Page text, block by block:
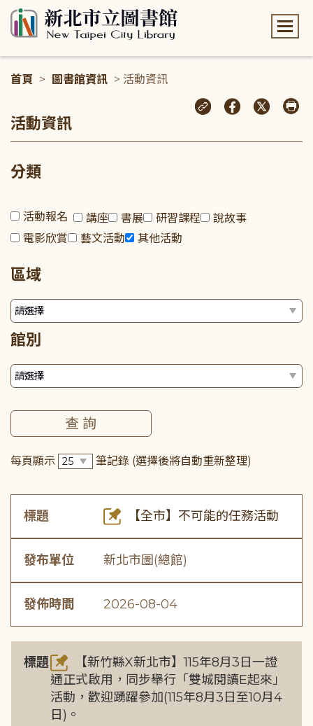
首頁 > 圖書館資訊 > 活動資訊
活動資訊
分類
活動報名 講座 書展 研習課程
說故事
電影欣賞
藝文活動 其他活動
區域
館別
每頁顯示 筆記錄 (選擇後將自動重新整理)
標題 【全市】不可能的任務活動
發布單位 新北市圖(總館)
發佈時間 2026-08-04
標題
【新竹縣X新北市】115年8月3日一證
通正式啟用，同步舉行「雙城閱讀E起來」
活動，歡迎踴躍參加(115年8月3日至10月4
日)。